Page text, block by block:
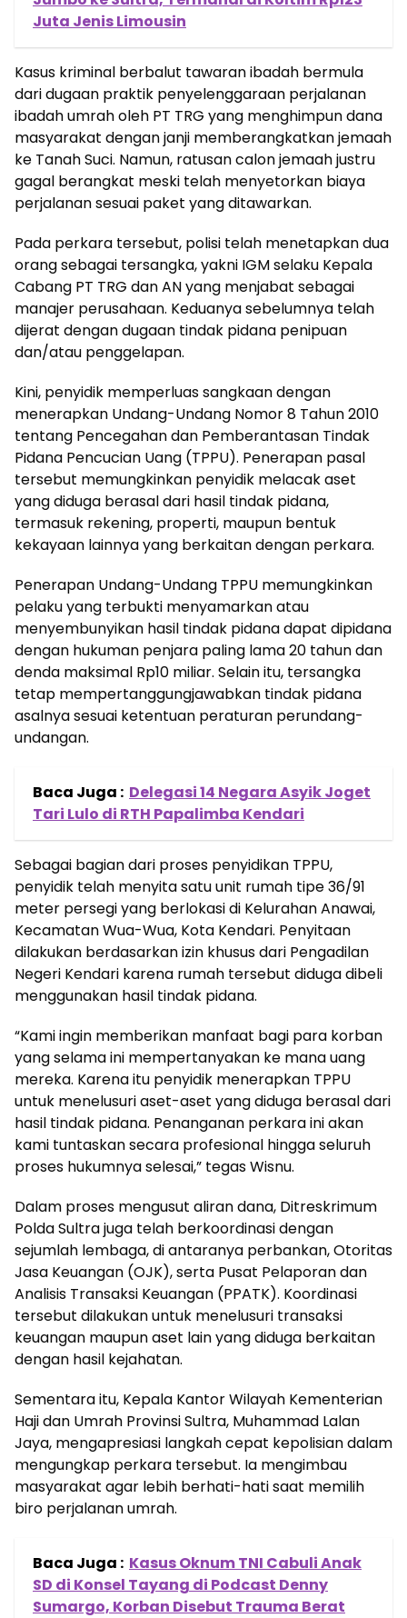
Juta Jenis Limousin
Kasus kriminal berbalut tawaran ibadah bermula
dari dugaan praktik penyelenggaraan perjalanan
ibadah umrah oleh PT TRG yang menghimpun dana
masyarakat dengan janji memberangkatkan jemaah
ke Tanah Suci. Namun, ratusan calon jemaah justru
gagal berangkat meski telah menyetorkan biaya
perjalanan sesuai paket yang ditawarkan.
Pada perkara tersebut, polisi telah menetapkan dua
orang sebagai tersangka, yakni IGM selaku Kepala
Cabang PT TRG dan AN yang menjabat sebagai
manajer perusahaan. Keduanya sebelumnya telah
dijerat dengan dugaan tindak pidana penipuan
dan/atau penggelapan.
Kini, penyidik memperluas sangkaan dengan
menerapkan Undang-Undang Nomor 8 Tahun 2010
tentang Pencegahan dan Pemberantasan Tindak
Pidana Pencucian Uang (TPPU). Penerapan pasal
tersebut memungkinkan penyidik melacak aset
yang diduga berasal dari hasil tindak pidana,
termasuk rekening, properti, maupun bentuk
kekayaan lainnya yang berkaitan dengan perkara.
Penerapan Undang-Undang TPPU memungkinkan
pelaku yang terbukti menyamarkan atau
menyembunyikan hasil tindak pidana dapat dipidana
dengan hukuman penjara paling lama 20 tahun dan
denda maksimal Rp10 miliar. Selain itu, tersangka
tetap mempertanggungjawabkan tindak pidana
asalnya sesuai ketentuan peraturan perundang-
undangan.
Baca Juga : Delegasi 14 Negara Asyik Joget
Tari Lulo di RTH Papalimba Kendari
Sebagai bagian dari proses penyidikan TPPU,
penyidik telah menyita satu unit rumah tipe 36/91
meter persegi yang berlokasi di Kelurahan Anawai,
Kecamatan Wua-Wua, Kota Kendari. Penyitaan
dilakukan berdasarkan izin khusus dari Pengadilan
Negeri Kendari karena rumah tersebut diduga dibeli
menggunakan hasil tindak pidana.
“Kami ingin memberikan manfaat bagi para korban
yang selama ini mempertanyakan ke mana uang
mereka. Karena itu penyidik menerapkan TPPU
untuk menelusuri aset-aset yang diduga berasal dari
hasil tindak pidana. Penanganan perkara ini akan
kami tuntaskan secara profesional hingga seluruh
proses hukumnya selesai,” tegas Wisnu.
Dalam proses mengusut aliran dana, Ditreskrimum
Polda Sultra juga telah berkoordinasi dengan
sejumlah lembaga, di antaranya perbankan, Otoritas
Jasa Keuangan (OJK), serta Pusat Pelaporan dan
Analisis Transaksi Keuangan (PPATK). Koordinasi
tersebut dilakukan untuk menelusuri transaksi
keuangan maupun aset lain yang diduga berkaitan
dengan hasil kejahatan.
Sementara itu, Kepala Kantor Wilayah Kementerian
Haji dan Umrah Provinsi Sultra, Muhammad Lalan
Jaya, mengapresiasi langkah cepat kepolisian dalam
mengungkap perkara tersebut. Ia mengimbau
masyarakat agar lebih berhati-hati saat memilih
biro perjalanan umrah.
Baca Juga : Kasus Oknum TNI Cabuli Anak
SD di Konsel Tayang di Podcast Denny
Sumargo, Korban Disebut Trauma Berat